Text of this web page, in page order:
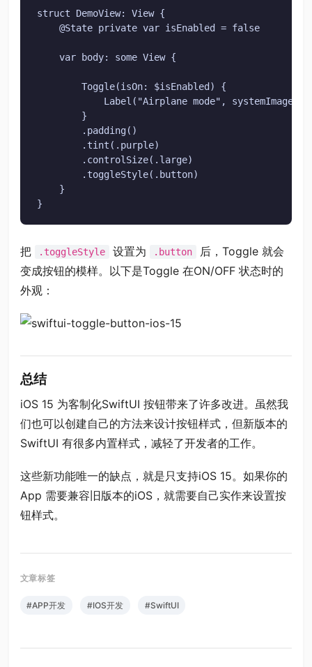
struct DemoView: View {
    @State private var isEnabled = false
    var body: some View {
        Toggle(isOn: $isEnabled) {
Label("Airplane mode", systemImage:
        }
        .padding()
        .tint(.purple)
        .controlSize(.large)
        .toggleStyle(.button)
    }
}
把 .toggleStyle 设置为 .button
后，Toggle 就会
变成按钮的模样。以下是Toggle 在ON/OFF 状态时的
外观：
总结
iOS 15 为客制化SwiftUI 按钮带来了许多改进。虽然我
们也可以创建自己的方法来设计按钮样式，但新版本的
SwiftUI 有很多内置样式，减轻了开发者的工作。
这些新功能唯一的缺点，就是只支持iOS 15。如果你的
App 需要兼容旧版本的iOS，就需要自己实作来设置按
钮样式。
#APP开发 #IOS开发 #SwiftUI